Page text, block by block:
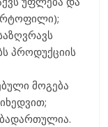
პროდუქციის
მოგება